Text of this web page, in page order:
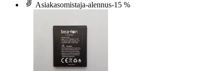
Asiakasomistaja-alennus-15 %